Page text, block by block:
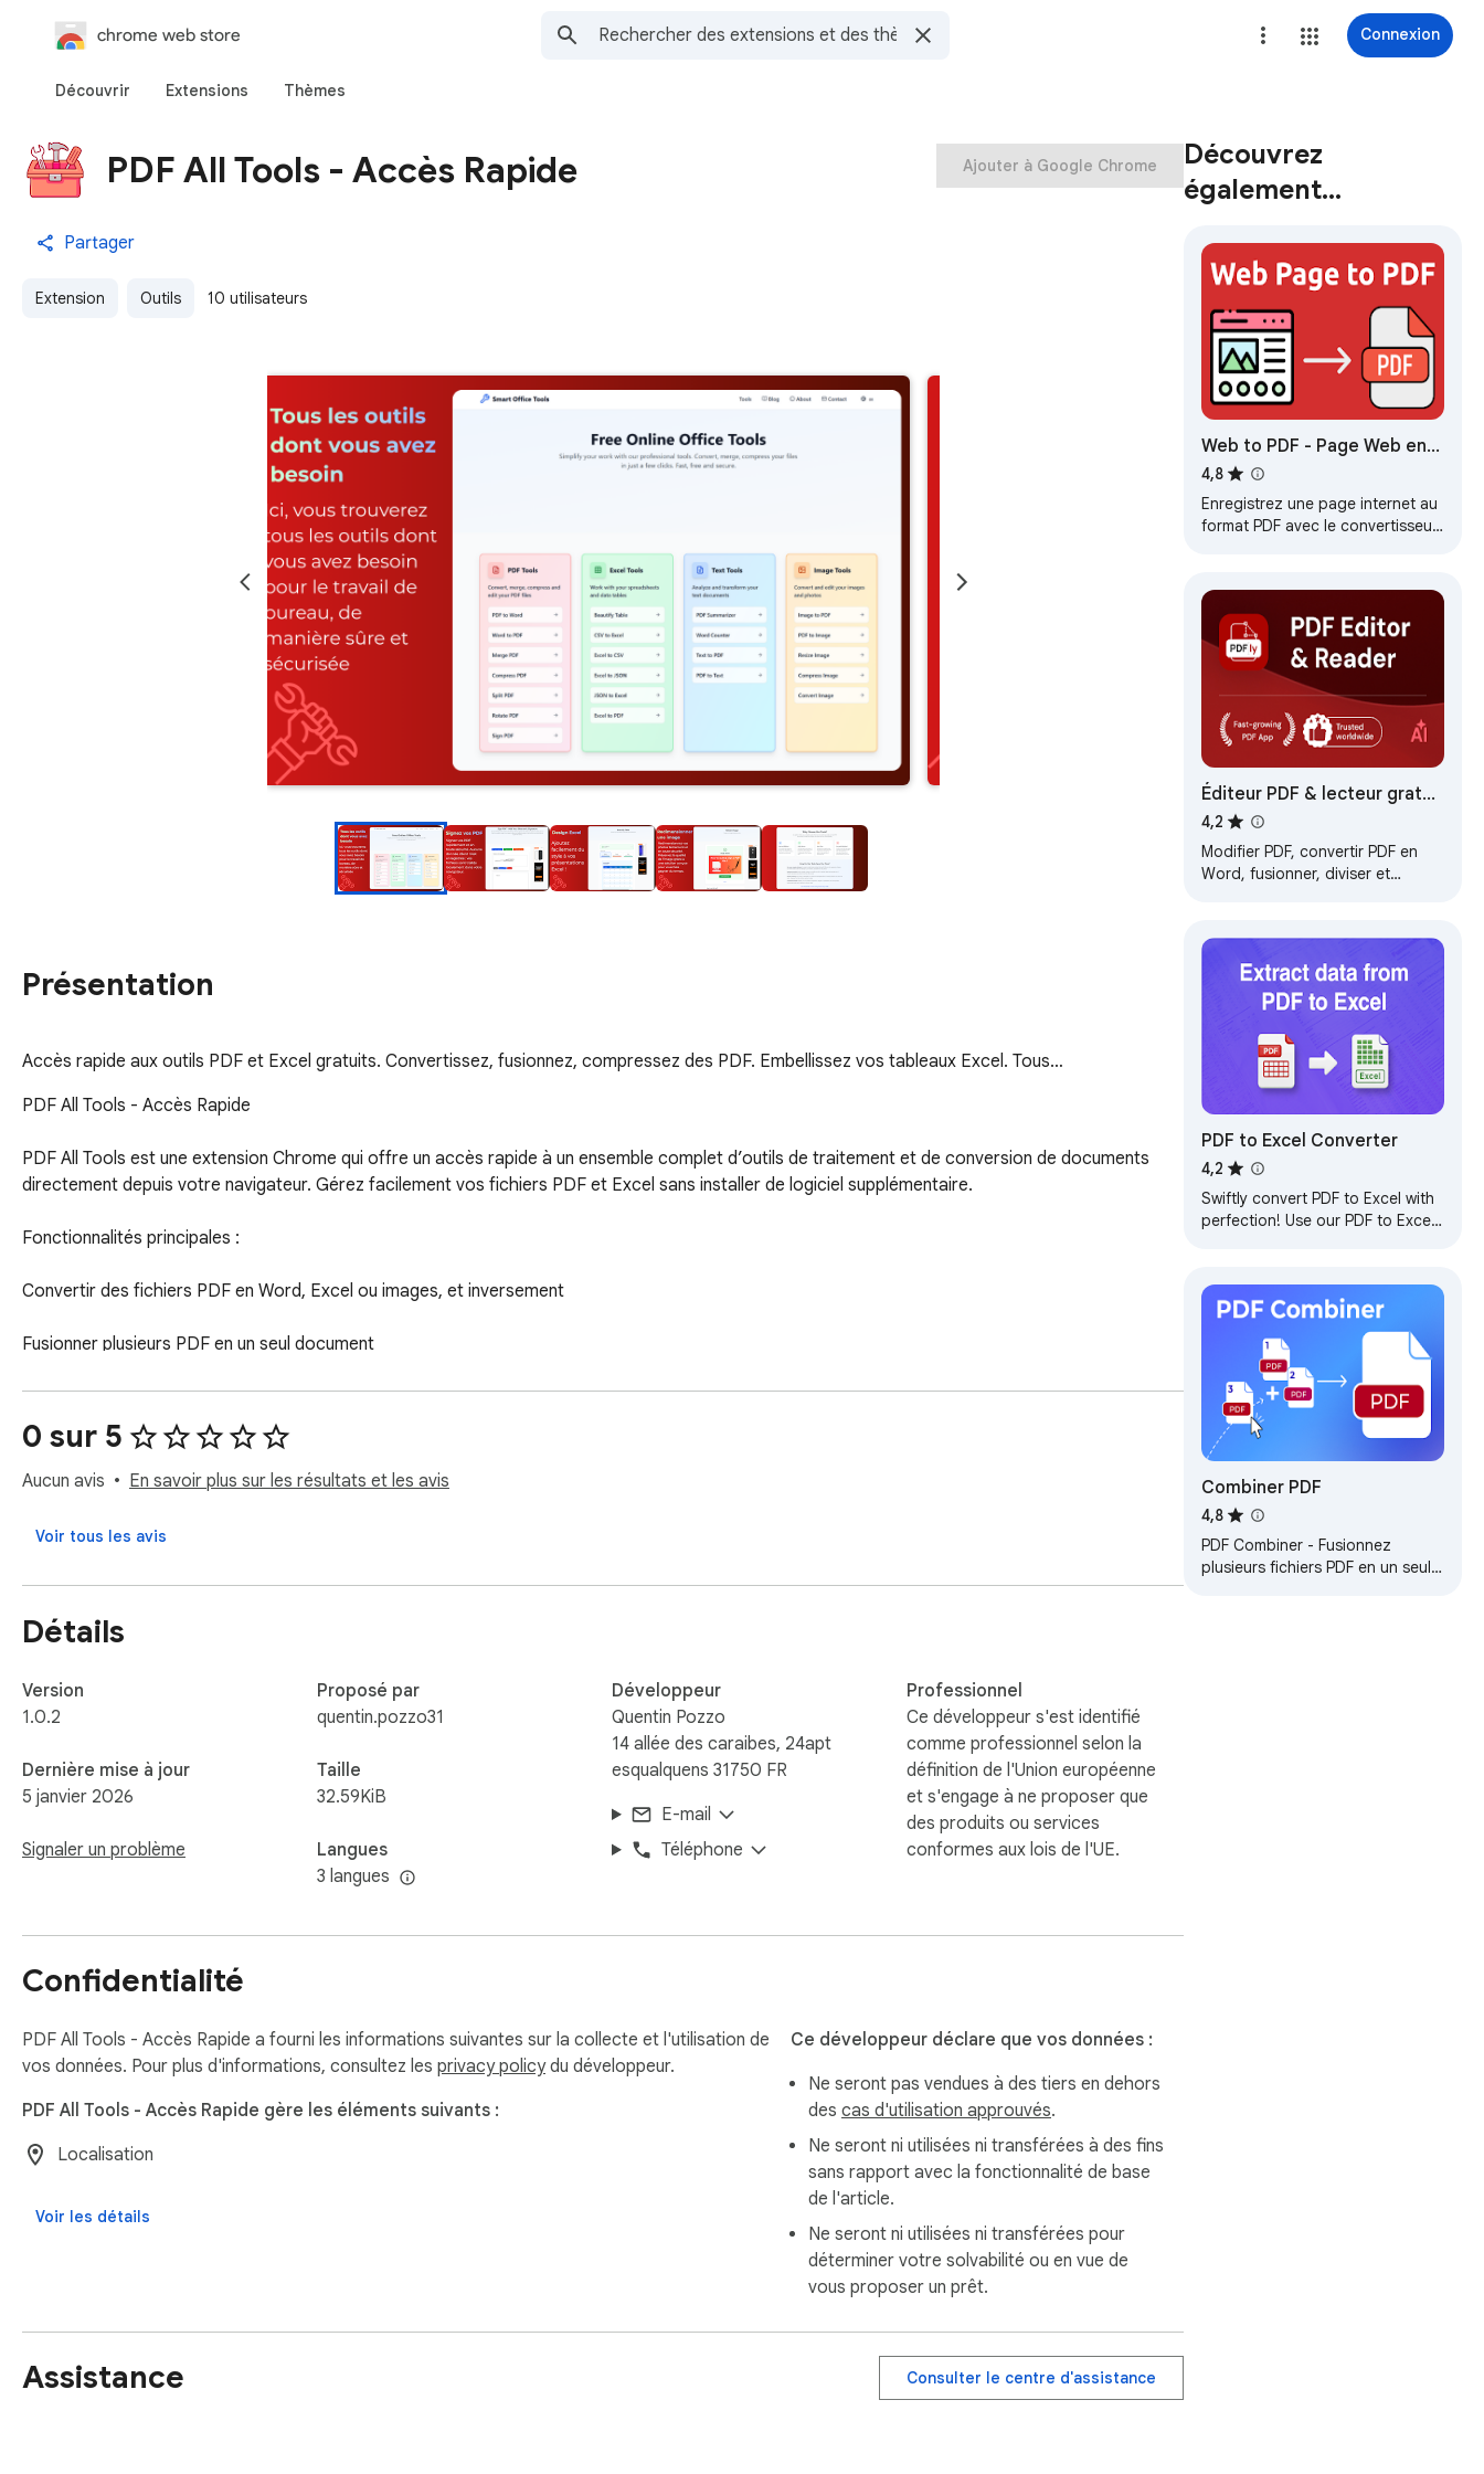
chrome web store Connexion
Découvrir Extensions Thèmes
PDF All Tools - Accès Rapide
Partager
Extension Outils 10 utilisateurs
Ajouter à Google Chrome
Présentation
Accès rapide aux outils PDF et Excel gratuits. Convertissez, fusionnez, compressez des PDF. Embellissez vos tableaux Excel. Tous…
PDF All Tools - Accès Rapide
PDF All Tools est une extension Chrome qui offre un accès rapide à un ensemble complet d’outils de traitement et de conversion de documents
directement depuis votre navigateur. Gérez facilement vos fichiers PDF et Excel sans installer de logiciel supplémentaire.
Fonctionnalités principales :
Convertir des fichiers PDF en Word, Excel ou images, et inversement
Fusionner plusieurs PDF en un seul document
Compresser des PDF pour réduire leur taille
Générer automatiquement un résumé de vos fichiers PDF avec l’aide de l’IA
Les fichiers sont traités localement dans votre navigateur. Aucune donnée n’est collectée ni stockée. L’extension utilise une connexion sécurisée
(HTTPS) et ne nécessite aucun compte utilisateur.
Compatibilité :
Fonctionne sur Windows, macOS, Linux et ChromeOS avec la dernière version du navigateur Chrome.
0 sur 5
Aucun avis En savoir plus sur les résultats et les avis
Voir tous les avis
Détails
Version
1.0.2
Dernière mise à jour
5 janvier 2026
Signaler un problème
Proposé par
quentin.pozzo31
Taille
32.59KiB
Langues
3 langues
Développeur
Quentin Pozzo
14 allée des caraibes, 24apt
esqualquens 31750 FR
E-mail
Téléphone
Professionnel
Ce développeur s'est identifié
comme professionnel selon la
définition de l'Union européenne
et s'engage à ne proposer que
des produits ou services
conformes aux lois de l'UE.
Confidentialité
PDF All Tools - Accès Rapide a fourni les informations suivantes sur la collecte et l'utilisation de
vos données. Pour plus d'informations, consultez les privacy policydu développeur.
PDF All Tools - Accès Rapide gère les éléments suivants :
Localisation
Voir les détails
Ce développeur déclare que vos données :
Ne seront pas vendues à des tiers en dehors
des cas d'utilisation approuvés.
Ne seront ni utilisées ni transférées à des fins
sans rapport avec la fonctionnalité de base
de l'article.
Ne seront ni utilisées ni transférées pour
déterminer votre solvabilité ou en vue de
vous proposer un prêt.
Assistance Consulter le centre d'assistance
Découvrez
également…
Web to PDF - Page Web en
PDF
4,8
Enregistrez une page internet au
format PDF avec le convertisseur
Éditeur PDF & lecteur gratuit
— Compresser, Fusionner,
Convertir · PDFly
4,2
Modifier PDF, convertir PDF en
Word, fusionner, diviser et
PDF to Excel Converter
4,2
Swiftly convert PDF to Excel with
perfection! Use our PDF to Excel
format.
Combiner PDF
4,8
PDF Combiner - Fusionnez
plusieurs fichiers PDF en un seul